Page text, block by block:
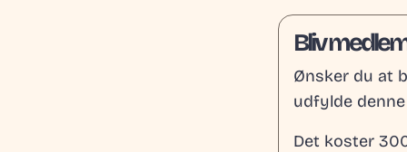
Bliv
Ønsker du at
udfylde
Det koster